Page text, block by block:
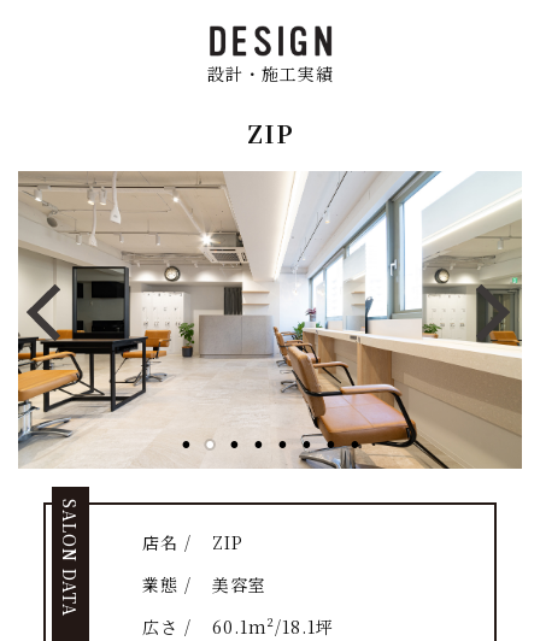
設計・施工実績
ZIP
SALON DATA 店名 /
ZIP
業態 /
美容室
広さ /
60.1m²/18.1坪